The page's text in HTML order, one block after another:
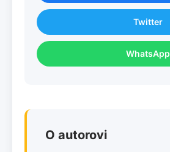
Twitter
WhatsApp
O autorovi